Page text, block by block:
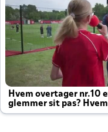
Hvem overtager nr.10
glemmer sit pas?
altid til efter kampe?